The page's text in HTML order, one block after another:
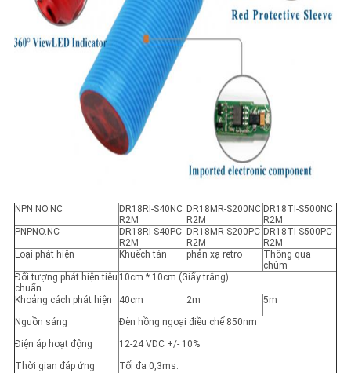
NPN NO.NC
DR18RI-S40NC
R2M
DR18MR-S200NC
R2M
DR18TI-S500NC
R2M
PNPNO.NC
DR18RI-S40PC
R2M
DR18MR-S200PC
R2M
DR18TI-S500PC
R2M
Loại phát hiện
Khuếch tán phản xạ retro
Thông qua
chùm
Đối tượng phát hiện tiêu
chuẩn
10cm * 10cm (Giấy trắng)
Khoảng cách phát hiện 40cm 2m
5m
Nguồn sáng
Đèn hồng ngoại điều chế 850nm
Điện áp hoạt động
12-24 VDC +/- 10%
Thời gian đáp ứng
Tối đa 0,3ms.